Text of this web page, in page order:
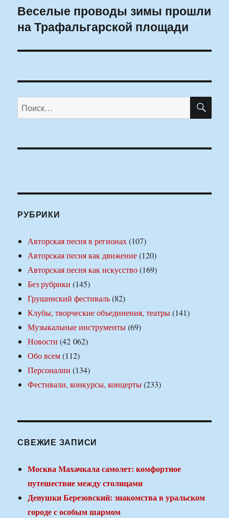
Следующая
запись:
Веселые проводы зимы прошли
на Трафальгарской площади
Искать:
РУБРИКИ
Авторская песня в регионах(107)
Авторская песня как движение(120)
Авторская песня как искусство(169)
Без рубрики (145)
Грушинский фестиваль(82)
Клубы, творческие объединения, театры(141)
Музыкальные инструменты(69)
Новости (42 062)
Обо всем(112)
Персоналии (134)
Фестивали, конкурсы, концерты(233)
СВЕЖИЕ ЗАПИСИ
Москва Махачкала самолет: комфортное
путешествие между столицами
Девушки Березовский: знакомства в уральском
городе с особым шармом